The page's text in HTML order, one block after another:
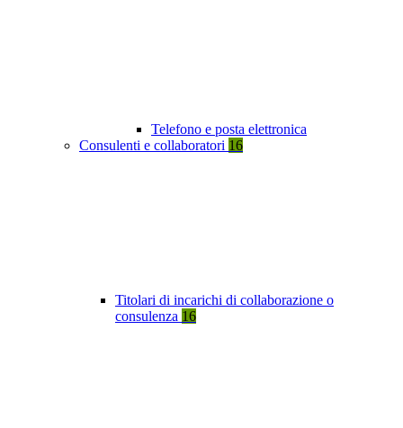
Telefono e posta elettronica
Consulenti e collaboratori 16
Titolari di incarichi di collaborazione o
consulenza 16